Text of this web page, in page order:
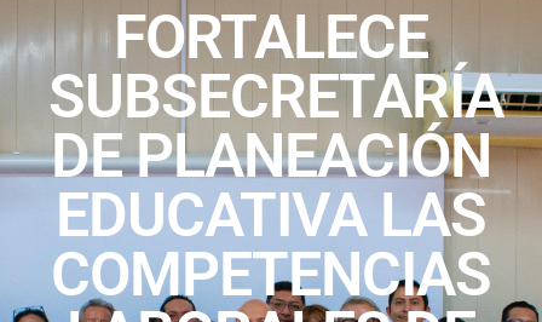
FORTALECE
SUBSECRETARÍA
DE PLANEACIÓN
EDUCATIVA LAS
COMPETENCIAS